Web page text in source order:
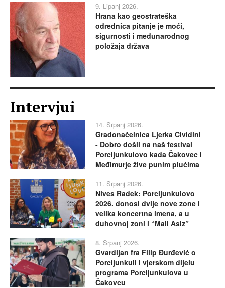
9. Lipanj 2026.
Hrana kao geostrateška
odrednica pitanje je moći,
sigurnosti i međunarodnog
položaja država
Intervjui
14. Srpanj 2026.
Gradonačelnica Ljerka Cividini
- Dobro došli na naš festival
Porcijunkulovo kada Čakovec i
Međimurje žive punim plućima
11. Srpanj 2026.
Nives Radek: Porcijunkulovo
2026. donosi dvije nove zone i
velika koncertna imena, a u
duhovnoj zoni i “Mali Asiz”
8. Srpanj 2026.
Gvardijan fra Filip Đurđević o
Porcijunkuli i vjerskom dijelu
programa Porcijunkulova u
Čakovcu